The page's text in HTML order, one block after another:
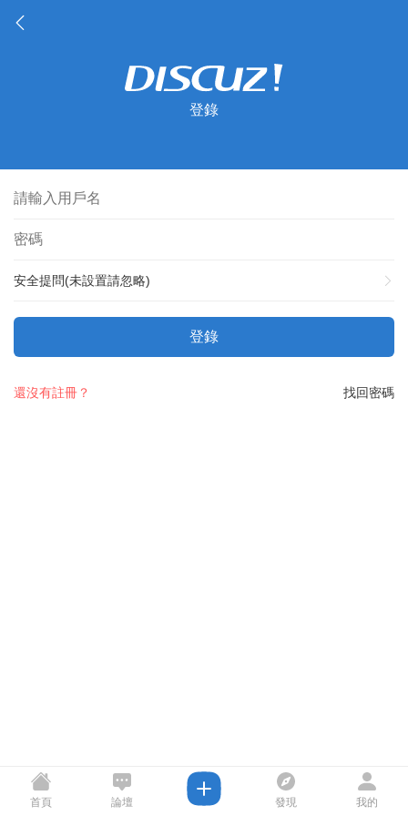
登錄
安全提問(未設置請忽略)
登錄
找回密碼
還沒有註冊？
首頁 論壇 發現 我的